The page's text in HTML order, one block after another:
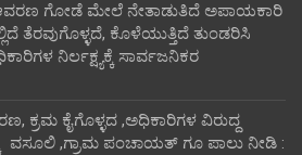
ಆವರಣ ಗೋಡೆ ಮೇಲೆ ನೇತಾಡುತಿದೆ ಅಪಾಯಕಾರಿ
ತೆರವುಗೊಳ್ಳದೆ, ಕೊಳೆಯುತ್ತಿದೆ ತುಂಡರಿಸಿ
ನಿರ್ಲಕ್ಷ್ಯಕ್ಕೆ ಸಾರ್ವಜನಿಕರ
ಕ್ರಮ ಕೈಗೊಳ್ಳದ ,ಅಧಿಕಾರಿಗಳ ವಿರುದ್ದ
ವಸೂಲಿ ,ಗ್ರಾಮ ಪಂಚಾಯತ್ ಗೂ ಪಾಲು ನೀಡಿ :